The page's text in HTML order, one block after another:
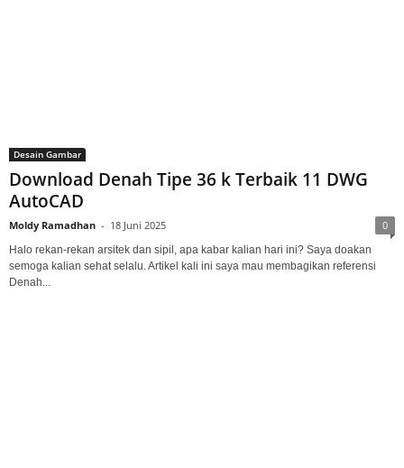
Desain Gambar
Download Denah Tipe 36 k Terbaik 11 DWG
AutoCAD
Moldy Ramadhan - 18 Juni 2025 0
Halo rekan-rekan arsitek dan sipil, apa kabar kalian hari ini? Saya doakan
semoga kalian sehat selalu. Artikel kali ini saya mau membagikan referensi
Denah...